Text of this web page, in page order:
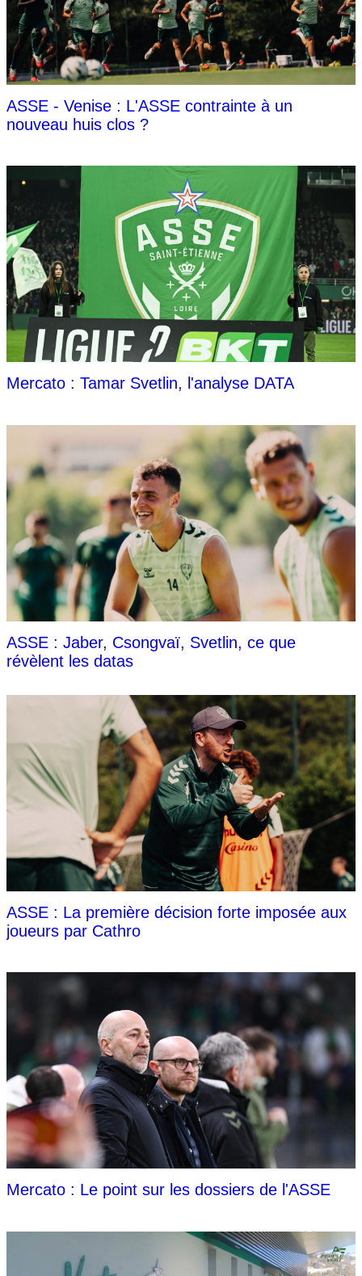
ASSE - Venise : L'ASSE contrainte à un
nouveau huis clos ?
Mercato : Tamar Svetlin, l'analyse DATA
ASSE : Jaber, Csongvaï, Svetlin, ce que
révèlent les datas
ASSE : La première décision forte imposée aux
joueurs par Cathro
Mercato : Le point sur les dossiers de l'ASSE